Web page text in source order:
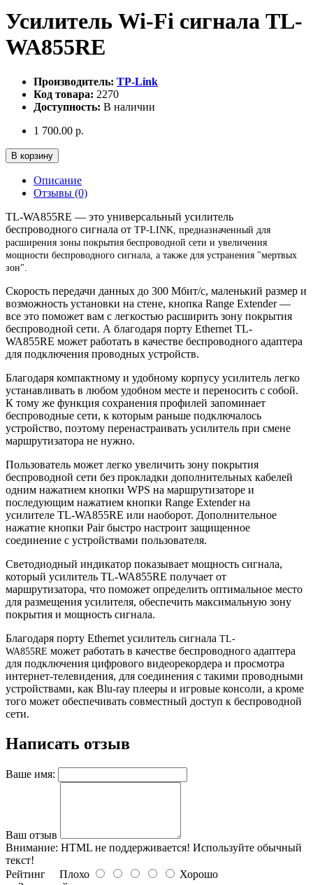
Усилитель Wi-Fi сигнала TL-
WA855RE
Производитель: TP-Link
Код товара: 2270
Доступность: В наличии
1 700.00 р.
В корзину
Описание
Отзывы (0)
TL-WA855RE — это универсальный усилитель
беспроводного сигнала от TP-LINK, предназначенный для
расширения зоны покрытия беспроводной сети и увеличения
мощности беспроводного сигнала, а также для устранения "мертвых
зон".
Скорость передачи данных до 300 Мбит/с, маленький размер и
возможность установки на стене, кнопка Range Extender —
все это поможет вам с легкостью расширить зону покрытия
беспроводной сети. А благодаря порту Ethernet TL-
WA855RE может работать в качестве беспроводного адаптера
для подключения проводных устройств.
Благодаря компактному и удобному корпусу усилитель легко
устанавливать в любом удобном месте и переносить с собой.
К тому же функция сохранения профилей запоминает
беспроводные сети, к которым раньше подключалось
устройство, поэтому перенастраивать усилитель при смене
маршрутизатора не нужно.
Пользователь может легко увеличить зону покрытия
беспроводной сети без прокладки дополнительных кабелей
одним нажатием кнопки WPS на маршрутизаторе и
последующим нажатием кнопки Range Extender на
усилителе TL-WA855RE или наоборот. Дополнительное
нажатие кнопки Pair быстро настроит защищенное
соединение с устройствами пользователя.
Светодиодный индикатор показывает мощность сигнала,
который усилитель TL-WA855RE получает от
маршрутизатора, что поможет определить оптимальное место
для размещения усилителя, обеспечить максимальную зону
покрытия и мощность сигнала.
Благодаря порту Ethernet усилитель сигнала TL-
WA855RE может работать в качестве беспроводного адаптера
для подключения цифрового видеорекордера и просмотра
интернет-телевидения, для соединения с такими проводными
устройствами, как Blu-ray плееры и игровые консоли, а кроме
того может обеспечивать совместный доступ к беспроводной
сети.
Написать отзыв
Ваше имя:
Ваш отзыв
Внимание: HTML не поддерживается! Используйте обычный
текст!
Рейтинг Плохо
Хорошо